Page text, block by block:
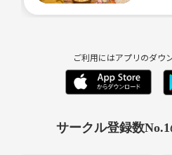
ご利用にはアプリのダウ
サークル登録数